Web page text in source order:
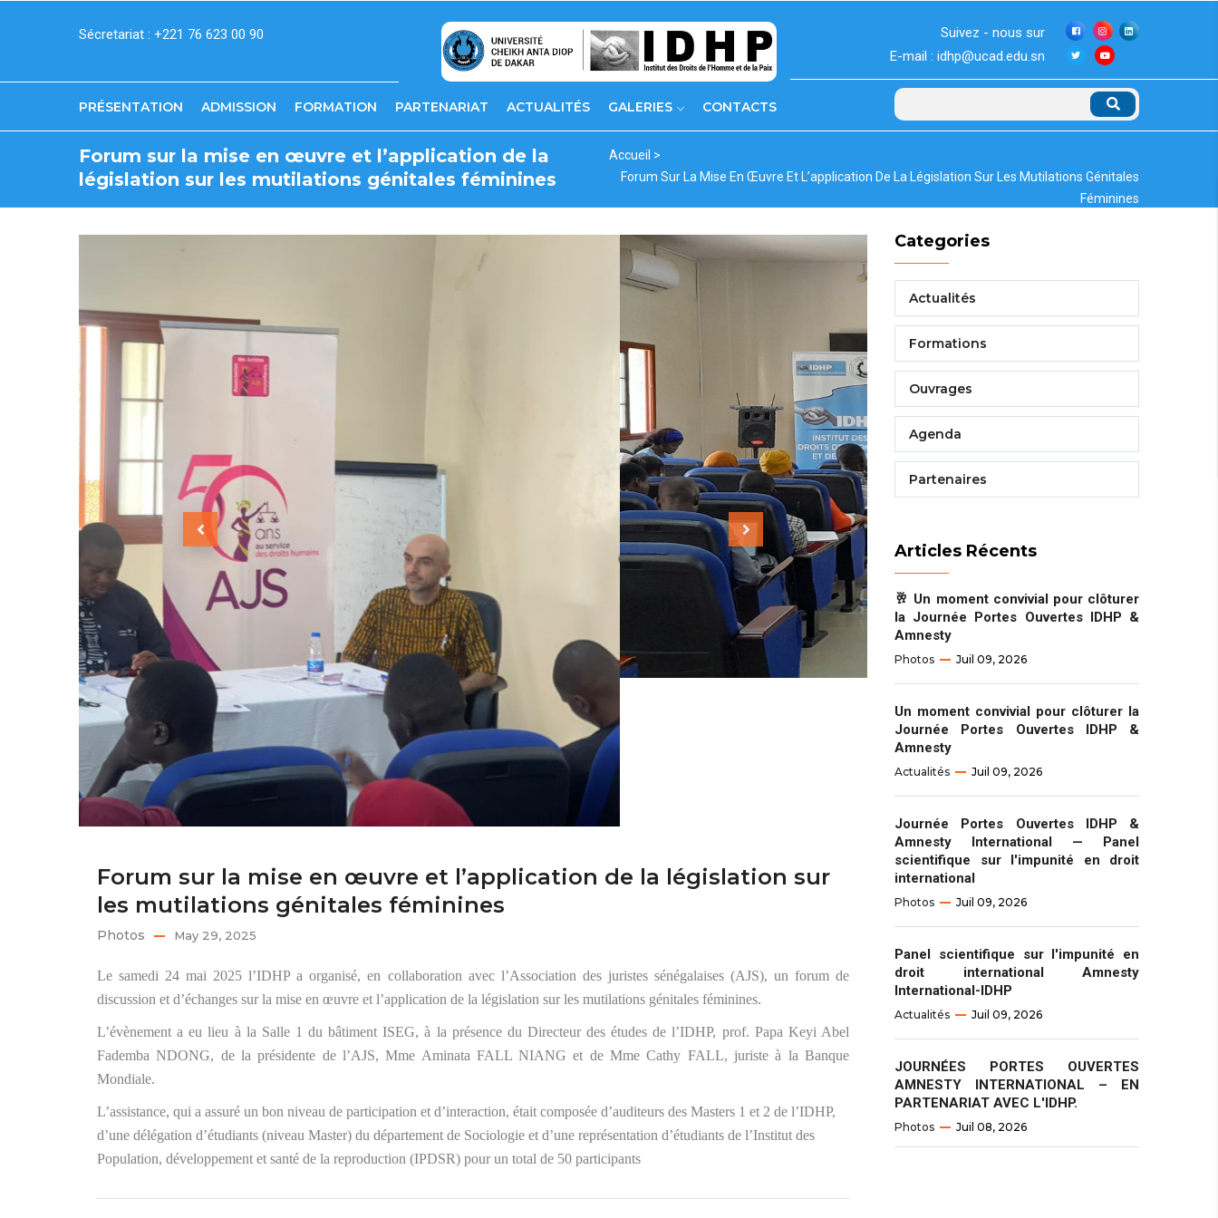
principal
Sécretariat : +221 76 623 00 90
Suivez - nous sur
E-mail : idhp@ucad.edu.sn
PRÉSENTATION ADMISSION FORMATION PARTENARIAT ACTUALITÉS GALERIES CONTACTS Rechercher
Forum sur la mise en œuvre et l’application de la
législation sur les mutilations génitales féminines
Fil
d'Ariane
Accueil >
Forum Sur La Mise En Œuvre Et L’application De La Législation Sur Les Mutilations Génitales
Féminines
Forum sur la mise en œuvre et l’application de la législation sur
les mutilations génitales féminines
Photos May 29, 2025
Le samedi 24 mai 2025 l’IDHP a organisé, en collaboration avec l’Association des juristes sénégalaises (AJS), un forum de
discussion et d’échanges sur la mise en œuvre et l’application de la législation sur les mutilations génitales féminines.
L’évènement a eu lieu à la Salle 1 du bâtiment ISEG, à la présence du Directeur des études de l’IDHP, prof. Papa Keyi Abel
Fademba NDONG, de la présidente de l’AJS, Mme Aminata FALL NIANG et de Mme Cathy FALL, juriste à la Banque
Mondiale.
L’assistance, qui a assuré un bon niveau de participation et d’interaction, était composée d’auditeurs des Masters 1 et 2 de l’IDHP,
d’une délégation d’étudiants (niveau Master) du département de Sociologie et d’une représentation d’étudiants de l’Institut des
Population, développement et santé de la reproduction (IPDSR) pour un total de 50 participants
Categories
Actualités
Formations
Ouvrages
Agenda
Partenaires
Articles Récents
🥂 Un moment convivial pour clôturer
la Journée Portes Ouvertes IDHP &
Amnesty
Photos Juil 09, 2026
Un moment convivial pour clôturer la
Journée Portes Ouvertes IDHP &
Amnesty
Actualités Juil 09, 2026
Journée Portes Ouvertes IDHP &
Amnesty International — Panel
scientifique sur l'impunité en droit
international
Photos Juil 09, 2026
Panel scientifique sur l'impunité en
droit international Amnesty
International-IDHP
Actualités Juil 09, 2026
JOURNÉES PORTES OUVERTES
AMNESTY INTERNATIONAL – EN
PARTENARIAT AVEC L'IDHP.
Photos Juil 08, 2026